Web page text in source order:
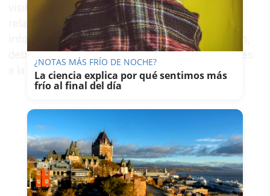
visitante o persona que haya podido ver algo
relacionado con lo ocurrido, o que disponga de
información que pueda ayudar a la investigación,
debe ponerlo en conocimiento de las autoridades
a la mayor brevedad posible.
¿NOTAS MÁS FRÍO DE NOCHE?
La ciencia explica por qué sentimos más
frío al final del día